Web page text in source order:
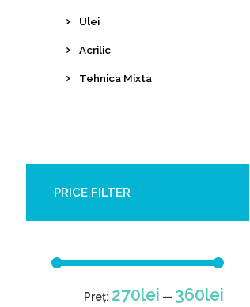
Ulei
Acrilic
Tehnica Mixta
PRICE FILTER
Preț: 270lei — 360lei